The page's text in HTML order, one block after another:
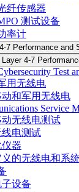
纤传感器
测试设备
率计
7 Performance and
Layer 4-7
Test
用无线电
动和军用无线电
Service
动无线电测试
电测试
器
的无线电和系
设备